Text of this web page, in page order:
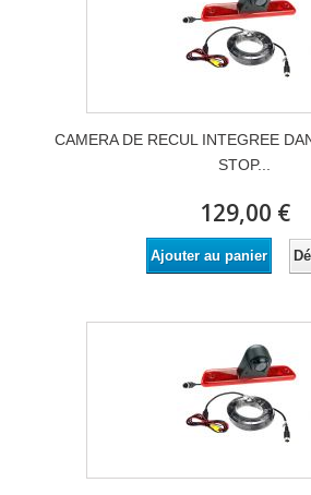
CAMERA DE RECUL INTEGREE
STOP...
129,00 €
Ajouter au panier